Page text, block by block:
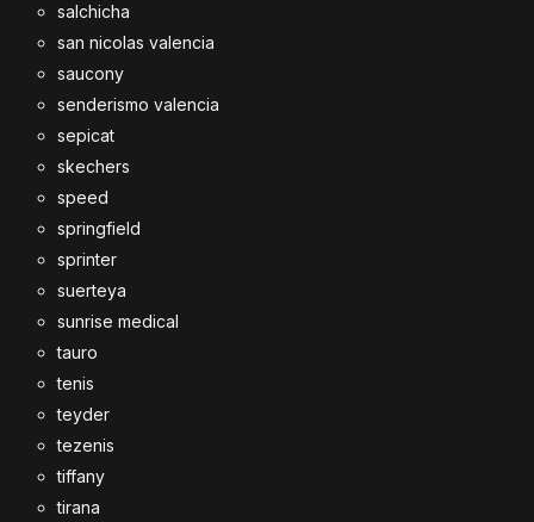
salchicha
san nicolas valencia
saucony
senderismo valencia
sepicat
skechers
speed
springfield
sprinter
suerteya
sunrise medical
tauro
tenis
teyder
tezenis
tiffany
tirana